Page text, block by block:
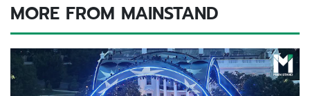
MORE FROM MAINSTAND